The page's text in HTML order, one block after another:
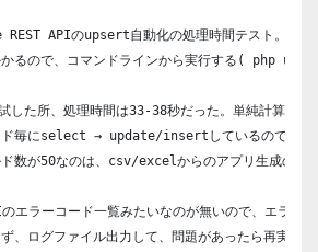
APIのupsert自動化の処理時間テスト。
るので、コマンドラインから実行する( php
した所、処理時間は33-38秒だった。単純計算する
毎にselect → update/insertしているので遅い
数が50なのは、csv/excelからのアプリ生成の上
エラーコード一覧みたいなのが無いので、エラー
、ログファイル出力して、問題があったら再実行